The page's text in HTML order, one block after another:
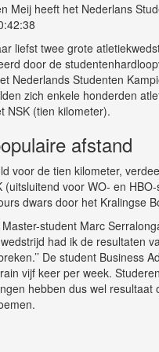
Meij heeft het Nederlans
liefst twee grote
door de
Nederlands Studenten
zich enkele honderden
NSK (tien kilometer).
afstand
voor de tien kilometer,
voor WO- en
dwars door het Kralingse
student Marc
had ik de resultaten
De student Business
vijf keer per week.
hebben dus wel